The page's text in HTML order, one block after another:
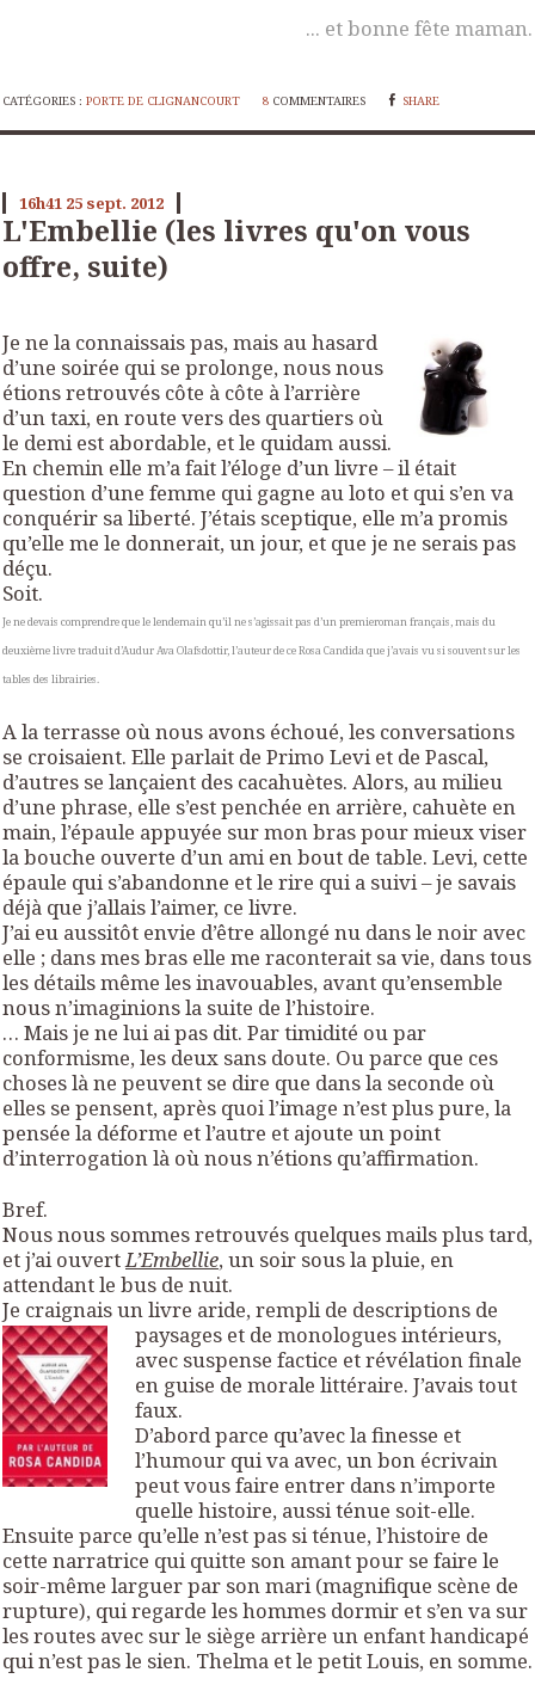
... et bonne fête maman.
CATÉGORIES : PORTE DE CLIGNANCOURT 8 COMMENTAIRES SHARE
16h41 25 sept. 2012
L'Embellie (les livres qu'on vous
offre, suite)
Je ne la connaissais pas, mais au hasard
d’une soirée qui se prolonge, nous nous
étions retrouvés côte à côte à l’arrière
d’un taxi, en route vers des quartiers où
le demi est abordable, et le quidam aussi.
En chemin elle m’a fait l’éloge d’un livre – il était
question d’une femme qui gagne au loto et qui s’en va
conquérir sa liberté. J’étais sceptique, elle m’a promis
qu’elle me le donnerait, un jour, et que je ne serais pas
déçu.
Soit.
Je ne devais comprendre que le lendemain qu’il ne s’agissait pas d’un premieroman français, mais du
deuxième livre traduit d’Audur Ava Olafsdottir, l’auteur de ce Rosa Candida que j’avais vu si souvent sur les
tables des librairies.
A la terrasse où nous avons échoué, les conversations
se croisaient. Elle parlait de Primo Levi et de Pascal,
d’autres se lançaient des cacahuètes. Alors, au milieu
d’une phrase, elle s’est penchée en arrière, cahuète en
main, l’épaule appuyée sur mon bras pour mieux viser
la bouche ouverte d’un ami en bout de table. Levi, cette
épaule qui s’abandonne et le rire qui a suivi – je savais
déjà que j’allais l’aimer, ce livre.
J’ai eu aussitôt envie d’être allongé nu dans le noir avec
elle ; dans mes bras elle me raconterait sa vie, dans tous
les détails même les inavouables, avant qu’ensemble
nous n’imaginions la suite de l’histoire.
… Mais je ne lui ai pas dit. Par timidité ou par
conformisme, les deux sans doute. Ou parce que ces
choses là ne peuvent se dire que dans la seconde où
elles se pensent, après quoi l’image n’est plus pure, la
pensée la déforme et l’autre et ajoute un point
d’interrogation là où nous n’étions qu’affirmation.
Bref.
Nous nous sommes retrouvés quelques mails plus tard,
et j’ai ouvertL’Embellie, un soir sous la pluie, en
attendant le bus de nuit.
Je craignais un livre aride, rempli de descriptions de
paysages et de monologues intérieurs,
avec suspense factice et révélation finale
en guise de morale littéraire. J’avais tout
faux.
D’abord parce qu’avec la finesse et
l’humour qui va avec, un bon écrivain
peut vous faire entrer dans n’importe
quelle histoire, aussi ténue soit-elle.
Ensuite parce qu’elle n’est pas si ténue, l’histoire de
cette narratrice qui quitte son amant pour se faire le
soir-même larguer par son mari (magnifique scène de
rupture), qui regarde les hommes dormir et s’en va sur
les routes avec sur le siège arrière un enfant handicapé
qui n’est pas le sien. Thelma et le petit Louis, en somme.